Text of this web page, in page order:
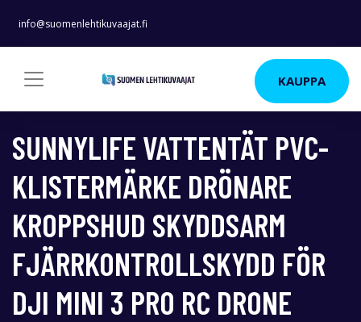
info@suomenlehtikuvaajat.fi
KAUPPA
SUNNYLIFE VATTENTÄT PVC-
KLISTERMÄRKE DRÖNARE
KROPPSHUD SKYDDSARM
FJÄRRKONTROLLSKYDD FÖR
DJI MINI 3 PRO RC DRONE